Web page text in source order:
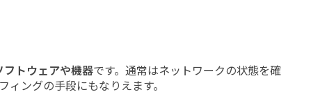
トウェアや機器です。通常はネットワークの状態を確
ングの手段にもなりえます。